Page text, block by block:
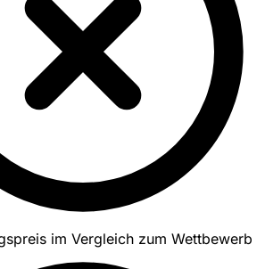
im Vergleich zum Wettbewerb